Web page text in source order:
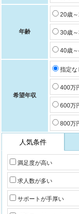
年齢
20歳
30歳
40歳
希望年収
指定な
400万
600万
800万
人気条件
満足度が高い
求人数が多い
サポートが手厚い